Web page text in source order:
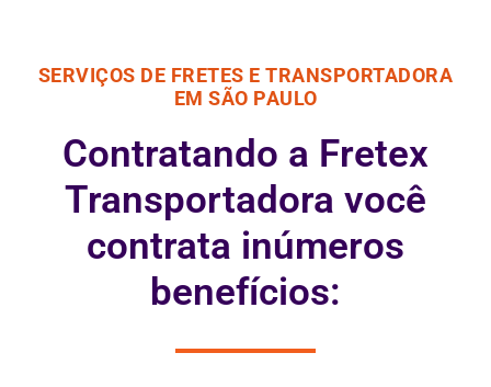
SERVIÇOS DE FRETES E TRANSPORTADORA
EM SÃO PAULO
Contratando a Fretex
Transportadora você
contrata inúmeros
benefícios: